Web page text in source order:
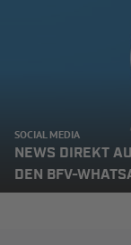
SOCIAL MEDIA
NEWS DIREKT
DEN BFV-